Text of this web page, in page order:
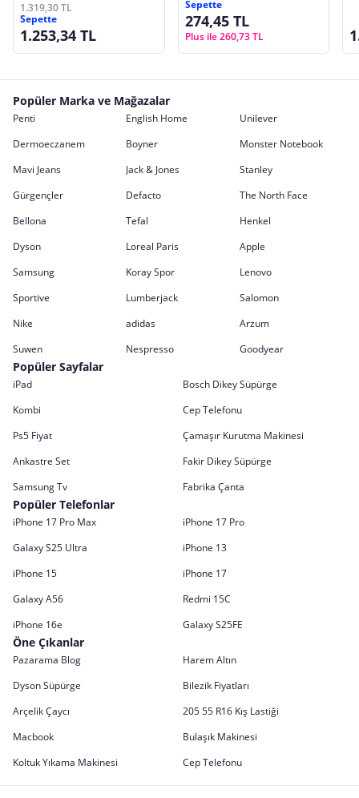
1.319,30 TL
Sepette
1.253,34 TL
Sepette
274,45 TL
Plus ile 260,73 TL
Popüler Marka ve Mağazalar
Penti English Home
Unilever
Dermoeczanem
Boyner
Monster Notebook
Mavi Jeans
Jack & Jones
Stanley
Gürgençler
Defacto
The North Face
Bellona
Tefal
Henkel
Dyson
Loreal Paris
Apple
Samsung
Koray Spor
Lenovo
Sportive
Lumberjack
Salomon
Nike
adidas
Arzum
Suwen
Nespresso Goodyear
Popüler Sayfalar
iPad
Bosch Dikey Süpürge
Kombi
Cep Telefonu
Ps5 Fiyat
Çamaşır Kurutma Makinesi
Ankastre Set
Fakir Dikey Süpürge
Samsung Tv
Fabrika Çanta
Popüler Telefonlar
iPhone 17 Pro Max
iPhone 17 Pro
Galaxy S25 Ultra
iPhone 13
iPhone 15
iPhone 17
Galaxy A56
Redmi 15C
iPhone 16e
Galaxy S25FE
Öne Çıkanlar
Pazarama Blog
Harem Altın
Dyson Süpürge
Bilezik Fiyatları
Arçelik Çaycı
205 55 R16 Kış Lastiği
Macbook
Bulaşık Makinesi
Koltuk Yıkama Makinesi
Cep Telefonu